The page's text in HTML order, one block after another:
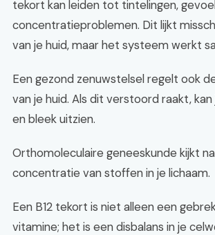
tekort kan leiden tot tintelingen,
concentratieproblemen. Dit lijkt
van je huid, maar het systeem werkt
Een gezond zenuwstelsel regelt ook
van je huid. Als dit verstoord raakt,
en bleek uitzien.
Orthomoleculaire geneeskunde kijkt
concentratie van stoffen in je lichaam.
Een B12 tekort is niet alleen een
vitamine; het is een disbalans in je